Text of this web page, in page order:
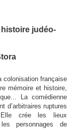
histoire judéo-
colonisation française
mémoire et histoire,
La comédienne
d’arbitraires ruptures
Elle crée les lieux
personnages de